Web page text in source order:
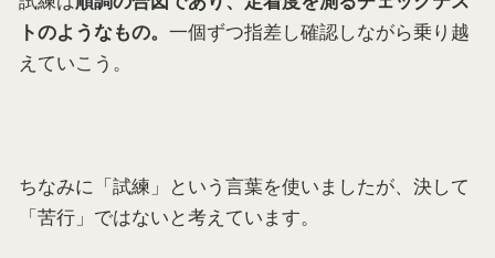
トのようなもの。 一個ずつ指差し確認しながら乗り越
えていこう。
ちなみに「試練」という言葉を使いましたが、決して
「苦行」ではないと考えています。